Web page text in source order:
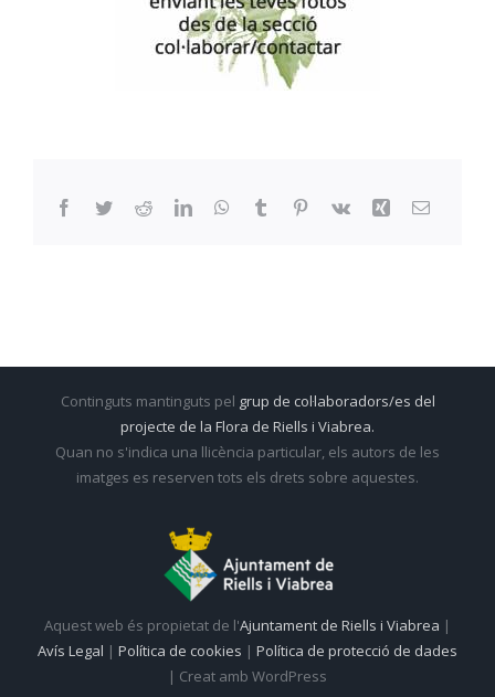
Facebook
TwitterRedditLinkedInWhatsApp
Tumblr Pinterest
Vk Xing Email:
Continguts mantinguts pel grup de col·laboradors/es del
projecte de la Flora de Riells i Viabrea.
Quan no s'indica una llicència particular, els autors de les
imatges es reserven tots els drets sobre aquestes.
Aquest web és propietat de l'Ajuntament de Riells i Viabrea |
Avís Legal | Política de cookies | Política de protecció de dades
| Creat amb WordPress